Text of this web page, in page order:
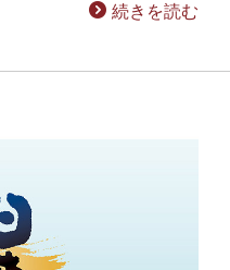
続きを読む